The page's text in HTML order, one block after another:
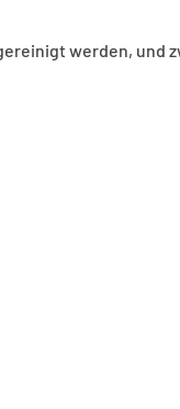
werden, und